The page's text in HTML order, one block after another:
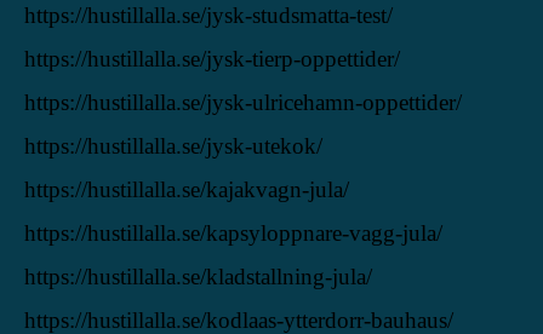
https://hustillalla.se/jysk-studsmatta-test/
https://hustillalla.se/jysk-tierp-oppettider/
https://hustillalla.se/jysk-ulricehamn-oppettider/
https://hustillalla.se/jysk-utekok/
https://hustillalla.se/kajakvagn-jula/
https://hustillalla.se/kapsyloppnare-vagg-jula/
https://hustillalla.se/kladstallning-jula/
https://hustillalla.se/kodlaas-ytterdorr-bauhaus/